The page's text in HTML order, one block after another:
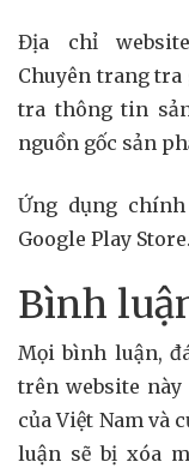
Địa chỉ website
Chuyên trang tra
tra thông tin
nguồn gốc sản
Ứng dụng
Google Play Store.
Bình
Mọi bình luận,
trên website
của Việt Nam và
luận sẽ bị xóa